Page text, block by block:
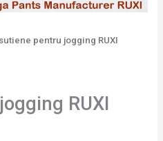
pentru jogging RUXI
RUXI